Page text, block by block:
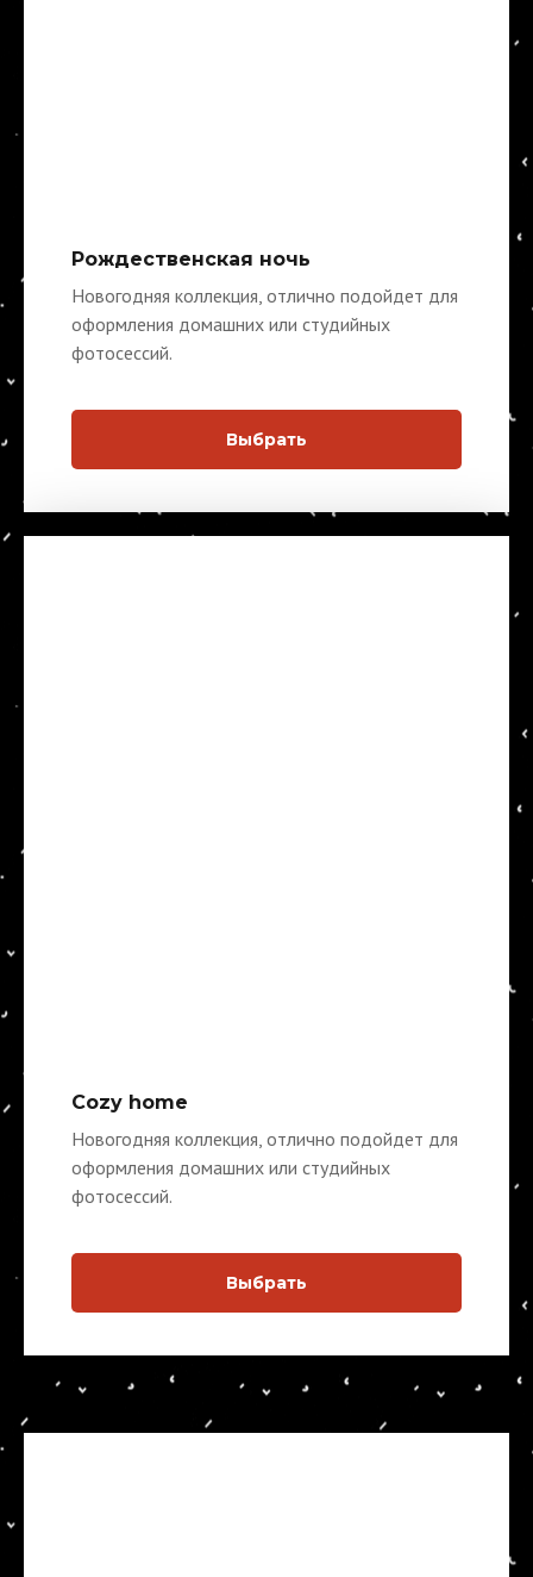
Рождественская ночь
Новогодняя коллекция, отлично подойдет для
оформления домашних или студийных
фотосессий.
Выбрать
Cozy home
Новогодняя коллекция, отлично подойдет для
оформления домашних или студийных
фотосессий.
Выбрать